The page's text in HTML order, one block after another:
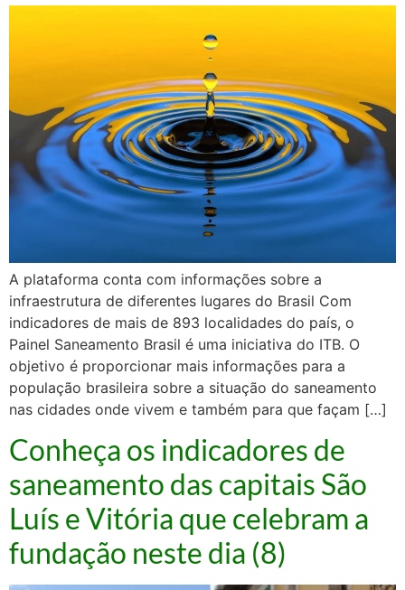
A plataforma conta com informações sobre a
infraestrutura de diferentes lugares do Brasil Com
indicadores de mais de 893 localidades do país, o
Painel Saneamento Brasil é uma iniciativa do ITB. O
objetivo é proporcionar mais informações para a
população brasileira sobre a situação do saneamento
nas cidades onde vivem e também para que façam […]
Conheça os indicadores de
saneamento das capitais São
Luís e Vitória que celebram a
fundação neste dia (8)